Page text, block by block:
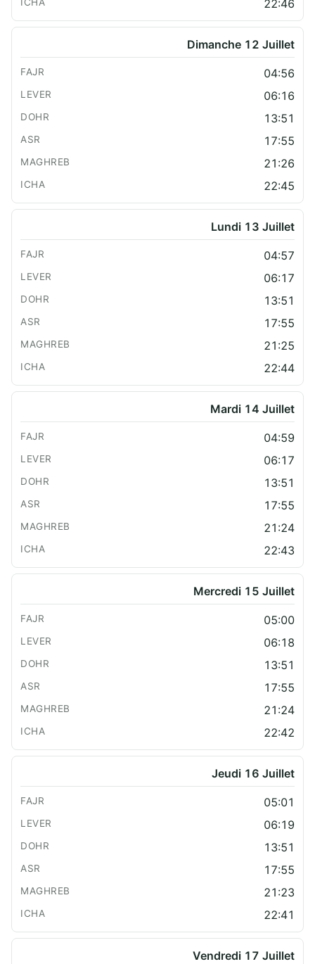
22:46
Dimanche 12 Juillet
04:56
06:16
13:51
17:55
21:26
22:45
Lundi 13 Juillet
04:57
06:17
13:51
17:55
21:25
22:44
Mardi 14 Juillet
04:59
06:17
13:51
17:55
21:24
22:43
Mercredi 15 Juillet
05:00
06:18
13:51
17:55
21:24
22:42
Jeudi 16 Juillet
05:01
06:19
13:51
17:55
21:23
22:41
Vendredi 17 Juillet